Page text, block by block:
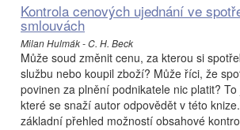
Kontrola cenových ujednání ve
smlouvách
Milan Hulmák - C. H. Beck
Může soud změnit cenu, za kterou si
službu nebo koupil zboží? Může říci, že
povinen za plnění podnikatele nic platit?
které se snaží autor odpovědět v této
základní přehled možností obsahové